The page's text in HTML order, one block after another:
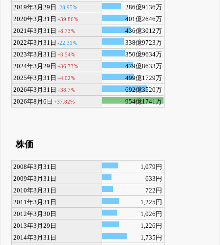
2019年3月29日 -28.95%
286億9136万
2020年3月31日 +39.86%
401億2646万
2021年3月31日 +8.73%
436億3012万
2022年3月31日 -22.31%
338億9723万
2023年3月31日 +3.54%
350億9634万
2024年3月29日 +36.73%
479億8633万
2025年3月31日 +4.02%
499億1729万
2026年3月31日 +38.7%
692億3520万
2026年8月6日 +37.82% 954億1741万
株価
2008年3月31日
1,079円
2009年3月31日
633円
2010年3月31日
722円
2011年3月31日
1,225円
2012年3月30日
1,026円
2013年3月29日
1,226円
2014年3月31日
1,735円